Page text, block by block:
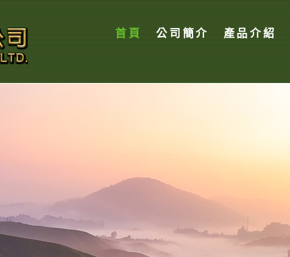
首頁 公司簡介 產品介紹